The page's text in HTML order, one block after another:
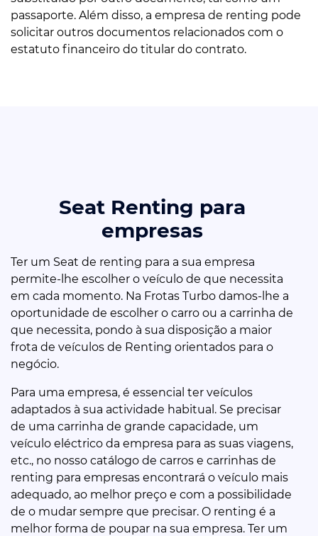
passaporte. Além disso, a empresa de renting pode
solicitar outros documentos relacionados com o
estatuto financeiro do titular do contrato.
Seat Renting para
empresas
Ter um Seat de renting para a sua empresa
permite-lhe escolher o veículo de que necessita
em cada momento. Na Frotas Turbo damos-lhe a
oportunidade de escolher o carro ou a carrinha de
que necessita, pondo à sua disposição a maior
frota de veículos de Renting orientados para o
negócio.
Para uma empresa, é essencial ter veículos
adaptados à sua actividade habitual. Se precisar
de uma carrinha de grande capacidade, um
veículo eléctrico da empresa para as suas viagens,
etc., no nosso catálogo de carros e carrinhas de
renting para empresas encontrará o veículo mais
adequado, ao melhor preço e com a possibilidade
de o mudar sempre que precisar. O renting é a
melhor forma de poupar na sua empresa. Ter um